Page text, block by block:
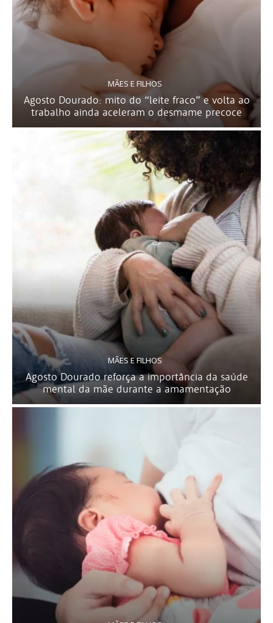
MÃES E FILHOS
Agosto Dourado: mito do “leite fraco” e volta ao
trabalho ainda aceleram o desmame precoce
MÃES E FILHOS
Agosto Dourado reforça a importância da saúde
mental da mãe durante a amamentação